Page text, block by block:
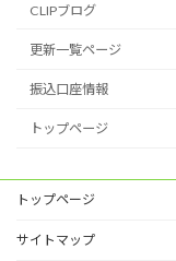
CLIPブログ
更新一覧ページ
振込口座情報
トップページ
トップページ
サイトマップ